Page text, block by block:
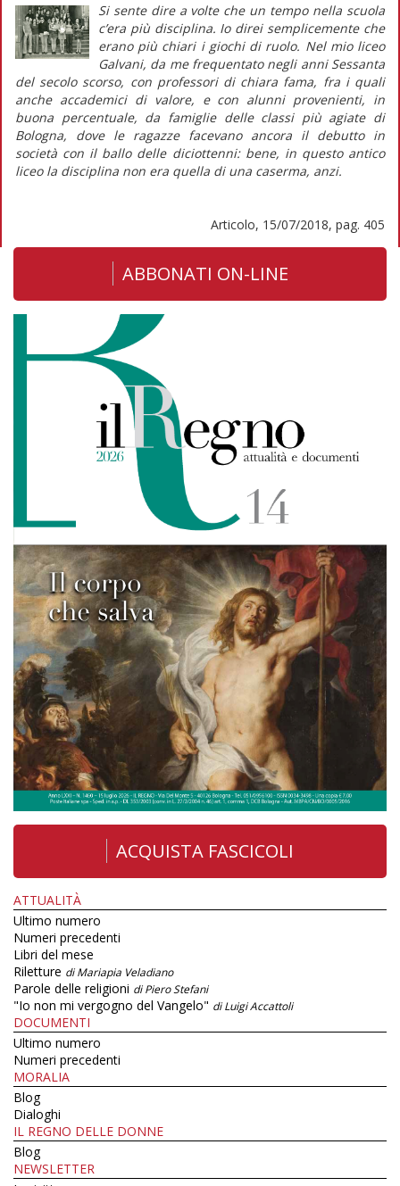
Si sente dire a volte che un tempo nella scuola
c’era più disciplina. Io direi semplicemente che
erano più chiari i giochi di ruolo. Nel mio liceo
Galvani, da me frequentato negli anni Sessanta
del secolo scorso, con professori di chiara fama, fra i quali
anche accademici di valore, e con alunni provenienti, in
buona percentuale, da famiglie delle classi più agiate di
Bologna, dove le ragazze facevano ancora il debutto in
società con il ballo delle diciottenni: bene, in questo antico
liceo la disciplina non era quella di una caserma, anzi.
Articolo, 15/07/2018, pag. 405
ABBONATI ON-LINE
ACQUISTA FASCICOLI
ATTUALITÀ
Ultimo numero
Numeri precedenti
Libri del mese
Riletture di Mariapia Veladiano
Parole delle religioni di Piero Stefani
"Io non mi vergogno del Vangelo" di Luigi Accattoli
DOCUMENTI
Ultimo numero
Numeri precedenti
MORALIA
Blog
Dialoghi
IL REGNO DELLE DONNE
Blog
NEWSLETTER